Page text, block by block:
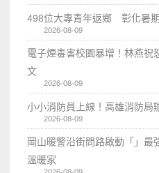
498位大專青年返鄉 彰化暑
2026-08-09
電子煙毒害校園暴增！林燕祝
文
2026-08-09
小小消防員上線！高雄消防
2026-08-09
岡山暖警沿街問路啟動「」最
溫暖家